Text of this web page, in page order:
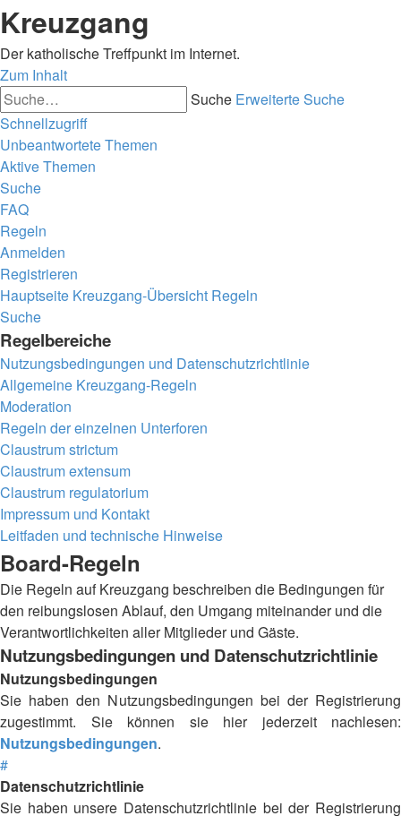
Kreuzgang
Der katholische Treffpunkt im Internet.
Zum Inhalt
Suche Erweiterte Suche
Schnellzugriff
Unbeantwortete Themen
Aktive Themen
Suche
FAQ
Regeln
Anmelden
Registrieren
Hauptseite Kreuzgang-Übersicht Regeln
Suche
Regelbereiche
Nutzungsbedingungen und Datenschutzrichtlinie
Allgemeine Kreuzgang-Regeln
Moderation
Regeln der einzelnen Unterforen
Claustrum strictum
Claustrum extensum
Claustrum regulatorium
Impressum und Kontakt
Leitfaden und technische Hinweise
Board-Regeln
Die Regeln auf Kreuzgang beschreiben die Bedingungen für
den reibungslosen Ablauf, den Umgang miteinander und die
Verantwortlichkeiten aller Mitglieder und Gäste.
Nutzungsbedingungen und Datenschutzrichtlinie
Nutzungsbedingungen
Sie haben den Nutzungsbedingungen bei der Registrierung
zugestimmt. Sie können sie hier jederzeit nachlesen:
Nutzungsbedingungen.
#
Datenschutzrichtlinie
Sie haben unsere Datenschutzrichtlinie bei der Registrierung